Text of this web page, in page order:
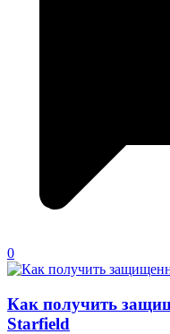
0
Как получить
Starfield